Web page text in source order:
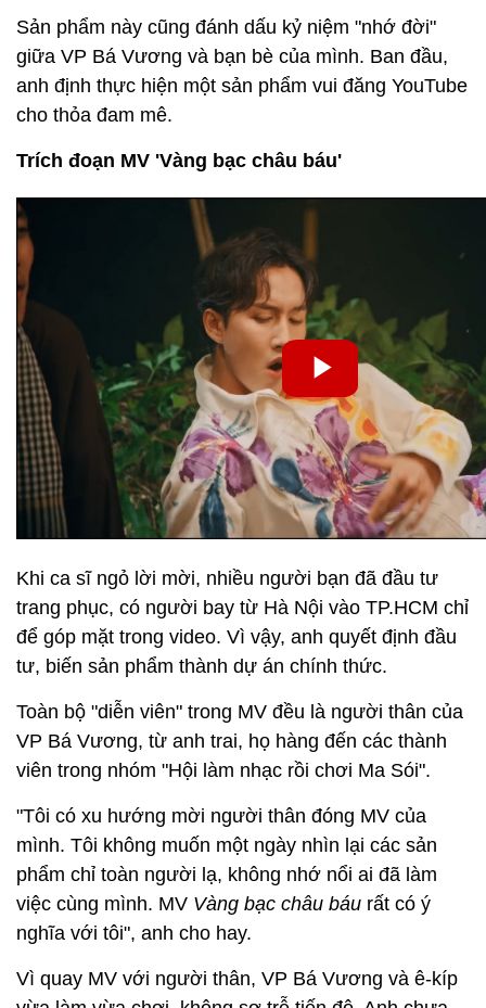
Sản phẩm này cũng đánh dấu kỷ niệm "nhớ đời"
giữa VP Bá Vương và bạn bè của mình. Ban đầu,
anh định thực hiện một sản phẩm vui đăng YouTube
cho thỏa đam mê.
Trích đoạn MV 'Vàng bạc châu báu'
Khi ca sĩ ngỏ lời mời, nhiều người bạn đã đầu tư
trang phục, có người bay từ Hà Nội vào TP.HCM chỉ
để góp mặt trong video. Vì vậy, anh quyết định đầu
tư, biến sản phẩm thành dự án chính thức.
Toàn bộ "diễn viên" trong MV đều là người thân của
VP Bá Vương, từ anh trai, họ hàng đến các thành
viên trong nhóm "Hội làm nhạc rồi chơi Ma Sói".
"Tôi có xu hướng mời người thân đóng MV của
mình. Tôi không muốn một ngày nhìn lại các sản
phẩm chỉ toàn người lạ, không nhớ nổi ai đã làm
việc cùng mình. MV Vàng bạc châu báu rất có ý
nghĩa với tôi", anh cho hay.
Vì quay MV với người thân, VP Bá Vương và ê-kíp